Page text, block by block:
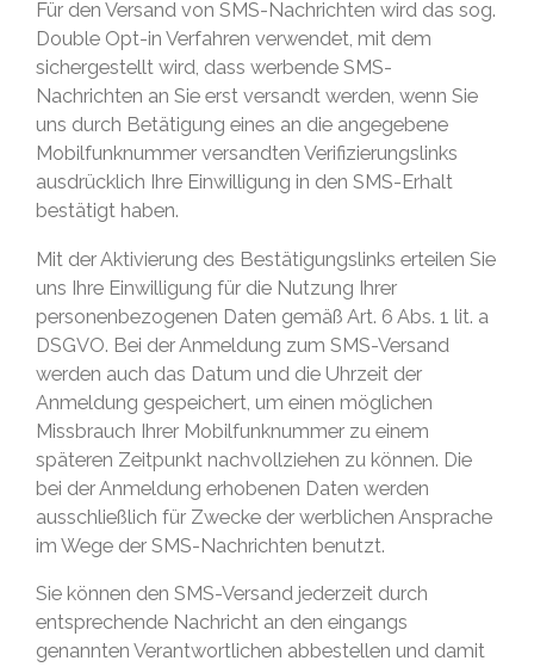
Für den Versand von SMS-Nachrichten wird das sog.
Double Opt-in Verfahren verwendet, mit dem
sichergestellt wird, dass werbende SMS-
Nachrichten an Sie erst versandt werden, wenn Sie
uns durch Betätigung eines an die angegebene
Mobilfunknummer versandten Verifizierungslinks
ausdrücklich Ihre Einwilligung in den SMS-Erhalt
bestätigt haben.
Mit der Aktivierung des Bestätigungslinks erteilen Sie
uns Ihre Einwilligung für die Nutzung Ihrer
personenbezogenen Daten gemäß Art. 6 Abs. 1 lit. a
DSGVO. Bei der Anmeldung zum SMS-Versand
werden auch das Datum und die Uhrzeit der
Anmeldung gespeichert, um einen möglichen
Missbrauch Ihrer Mobilfunknummer zu einem
späteren Zeitpunkt nachvollziehen zu können. Die
bei der Anmeldung erhobenen Daten werden
ausschließlich für Zwecke der werblichen Ansprache
im Wege der SMS-Nachrichten benutzt.
Sie können den SMS-Versand jederzeit durch
entsprechende Nachricht an den eingangs
genannten Verantwortlichen abbestellen und damit